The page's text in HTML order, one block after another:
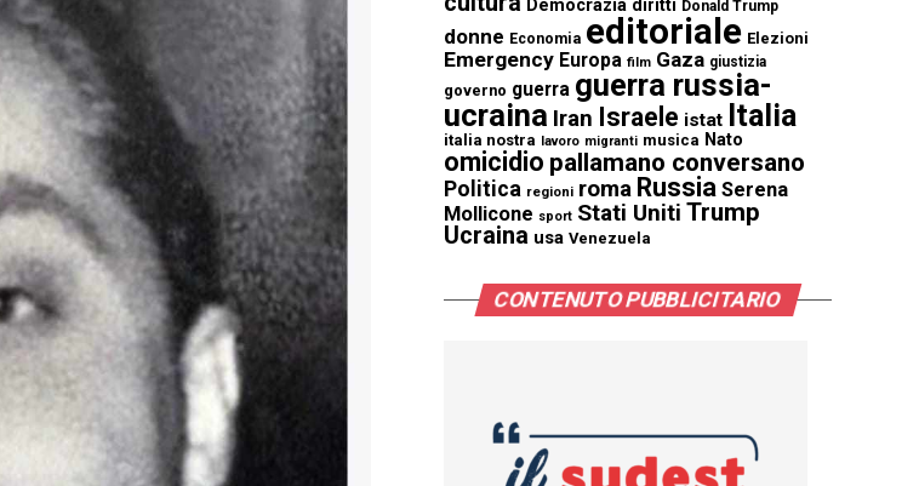
Democrazia diritti Donald Trump
donne Economia editoriale Elezioni
Emergency Europa film Gaza giustizia
governo guerra guerra russia-
ucraina Iran Israele istat Italia
italia nostra lavoro migranti musica Nato
omicidio pallamano conversano
Politica regioni roma Russia Serena
Mollicone sport Stati Uniti Trump
Ucraina usa Venezuela
CONTENUTO PUBBLICITARIO